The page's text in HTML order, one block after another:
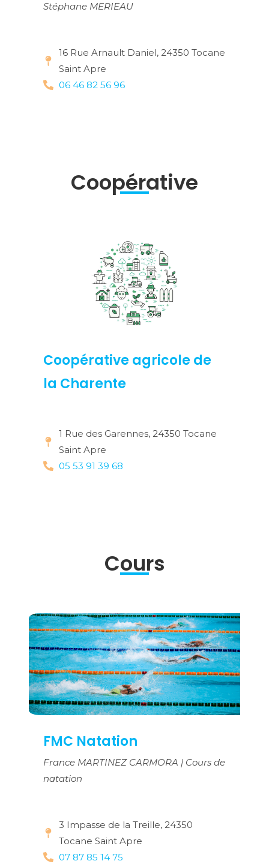
Stéphane MERIEAU
16 Rue Arnault Daniel, 24350 Tocane
Saint Apre
06 46 82 56 96
Coopérative
Coopérative agricole de
la Charente
1 Rue des Garennes, 24350 Tocane
Saint Apre
05 53 91 39 68
Cours
FMC Natation
France MARTINEZ CARMORA | Cours de
natation
3 Impasse de la Treille, 24350
Tocane Saint Apre
07 87 85 14 75